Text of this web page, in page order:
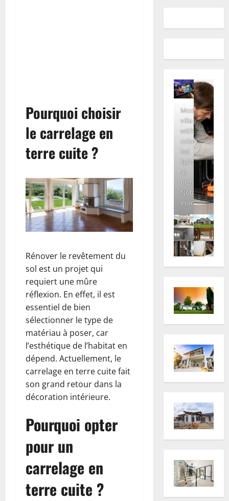
Pourquoi choisir
le carrelage en
terre cuite ?
Rénover le revêtement du
sol est un projet qui
requiert une mûre
réflexion. En effet, il est
essentiel de bien
sélectionner le type de
matériau à poser, car
l’esthétique de l’habitat en
dépend. Actuellement, le
carrelage en terre cuite fait
son grand retour dans la
décoration intérieure.
Pourquoi opter
pour un
carrelage en
terre cuite ?
Modern
villa
with
colored
led
lights
at
night.
Nobody
inside